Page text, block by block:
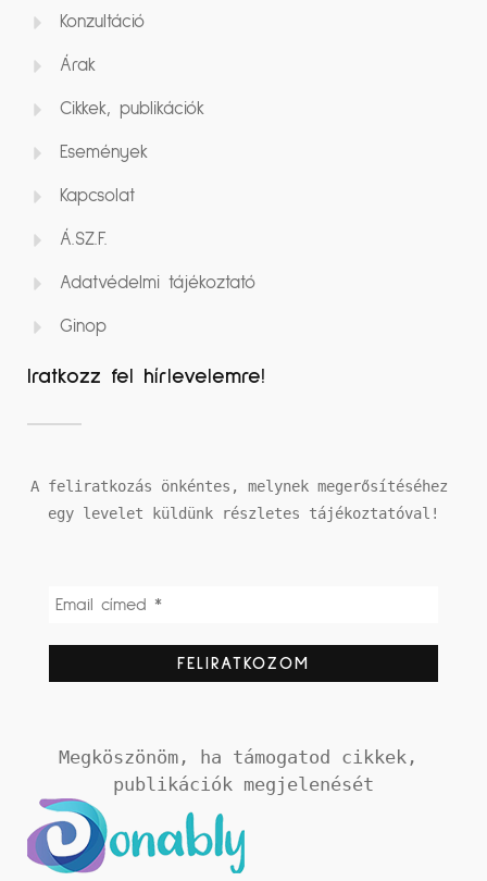
Konzultáció
Árak
Cikkek, publikációk
Események
Kapcsolat
Á.SZ.F.
Adatvédelmi tájékoztató
Ginop
Iratkozz fel hírlevelemre!
A feliratkozás önkéntes, melynek megerősítéséhez
egy levelet küldünk részletes tájékoztatóval!
Megköszönöm, ha támogatod cikkek,
publikációk megjelenését